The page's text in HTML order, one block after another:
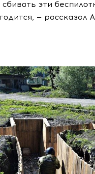
эти
— рассказал